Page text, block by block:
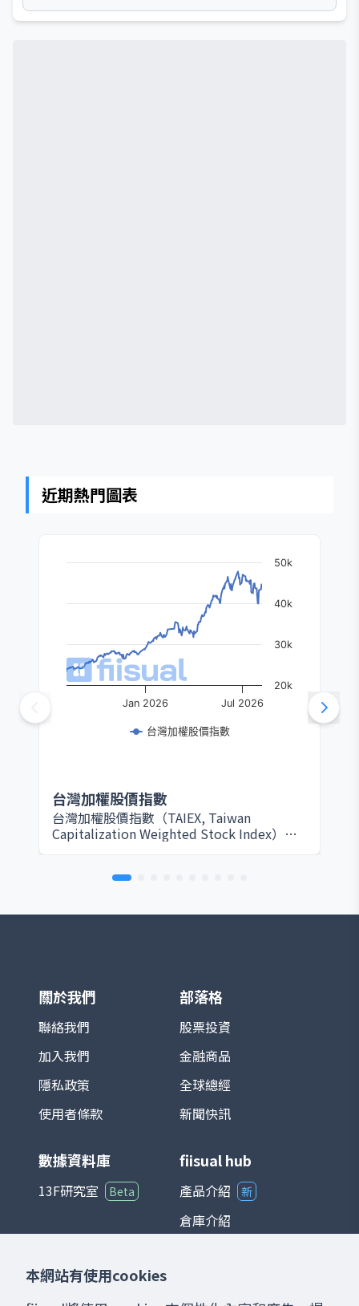
近期熱門圖表
台灣加權股價指數
Jan 2026 Jul 2026
20k
30k
40k
50k
台灣加權股價指數
台灣加權股價指數（TAIEX, Taiwan
Capitalization Weighted Stock Index）由
有在證交所上市的普通股為編製範圍，採用
積電、鴻海等）對指數影響最為顯著。基期
導體及電子製造重鎮，相關族群在指數中權
重極高，使其走勢往往與全球科技產業景氣
循環高度連動。 在投資應用上，TAIEX 不僅
融商品（如期貨、選擇權）以及各類基金的
參考標的。整體而言，台灣加權股價指數能
夠綜合反映台灣經濟與產業發展狀況，是國
際與本地投資人衡量台股的重要指標。
關於我們
聯絡我們
加入我們
隱私政策
使用者條款
部落格
股票投資
金融商品
全球總經
新聞快訊
數據資料庫
13F研究室 Beta
fiisual hub
產品介紹 新
倉庫介紹
本網站有使用cookies